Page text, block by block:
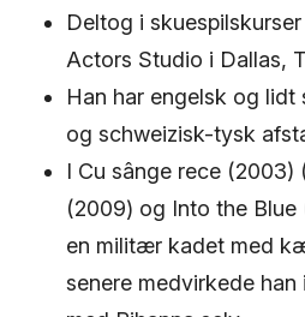
Deltog i
Actors Studio i Dallas,
Han har engelsk og
og schweizisk-tysk
I Cu sânge rece (2003)
(2009) og Into the Blue
en militær kadet med
senere medvirkede han